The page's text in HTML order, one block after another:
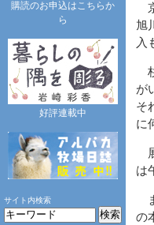
旭
入
が
そ
に
は
の
購読のお申込はこちらか
ら
好評連載中
サイト内検索